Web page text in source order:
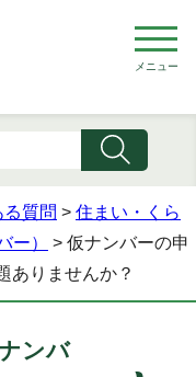
メニュー
る質問 > 住まい・くら
ー）
> 仮ナンバーの申
ありませんか？
ンバ